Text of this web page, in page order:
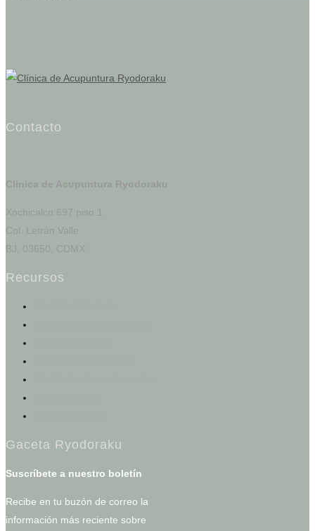
Contacto
Clinica de Acupuntura Ryodoraku
Xochicalco 697 piso 1
Col. Letrán Valle
BJ, 03650, CDMX
Recursos
Gaceta Ryodoraku
Suscríbete a nuestro boletín
Recibe en tu buzón de correo la
información más reciente sobre